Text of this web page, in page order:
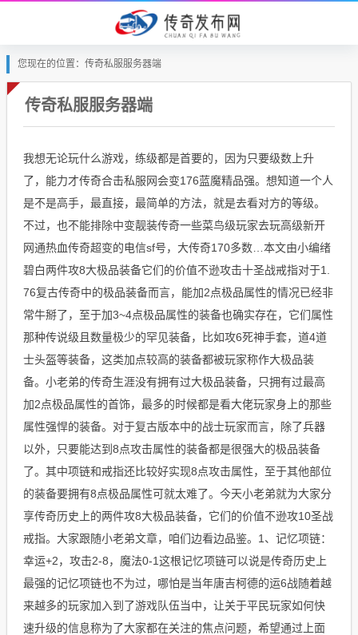
您现在的位置：传奇私服服务器端
传奇私服服务器端
我想无论玩什么游戏，练级都是首要的，因为只要级数上升
了，能力才传奇合击私服网会变176蓝魔精品强。想知道一个人
是不是高手，最直接，最简单的方法，就是去看对方的等级。
不过，也不能排除中变靓装传奇一些菜鸟级玩家去玩高级新开
网通热血传奇超变的电信sf号，大传奇170多数…本文由小编绪
碧白两件攻8大极品装备它们的价值不逊攻击十圣战戒指对于1.
76复古传奇中的极品装备而言，能加2点极品属性的情况已经非
常牛掰了，至于加3~4点极品属性的装备也确实存在，它们属性
那种传说级且数量极少的罕见装备，比如攻6死神手套，道4道
士头盔等装备，这类加点较高的装备都被玩家称作大极品装
备。小老弟的传奇生涯没有拥有过大极品装备，只拥有过最高
加2点极品属性的首饰，最多的时候都是看大佬玩家身上的那些
属性强悍的装备。对于复古版本中的战士玩家而言，除了兵器
以外，只要能达到8点攻击属性的装备都是很强大的极品装备
了。其中项链和戒指还比较好实现8点攻击属性，至于其他部位
的装备要拥有8点极品属性可就太难了。今天小老弟就为大家分
享传奇历史上的两件攻8大极品装备，它们的价值不逊攻10圣战
戒指。大家跟随小老弟文章，咱们边看边品鉴。1、记忆项链：
幸运+2，攻击2-8，魔法0-1这根记忆项链可以说是传奇历史上
最强的记忆项链也不为过，哪怕是当年唐吉柯德的运6战随着越
来越多的玩家加入到了游戏队伍当中，让关于平民玩家如何快
速升级的信息称为了大家都在关注的焦点问题，希望通过上面